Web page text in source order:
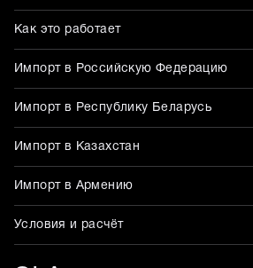
Как это работает
Импорт в Российскую Федерацию
Импорт в Республику Беларусь
Импорт в Казахстан
Импорт в Армению
Условия и расчёт